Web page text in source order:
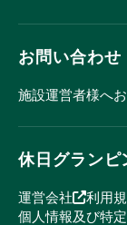
お問い合わせ
施設運営者様へ
休日グランピ
運営会社 利用
個人情報及び特